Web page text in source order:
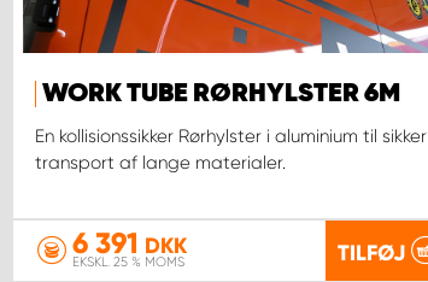
WORK TUBE RØRHYLSTER 6M
En kollisionssikker Rørhylster i aluminium til sikker
transport af lange materialer.
6 391 DKK
EKSKL. 25 % MOMS TILFØJ